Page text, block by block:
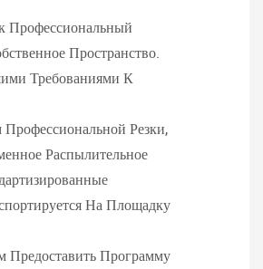
Профессиональный
Пространство.
Требованиями К
Резки,
Распылительное
На Площадку
Программу